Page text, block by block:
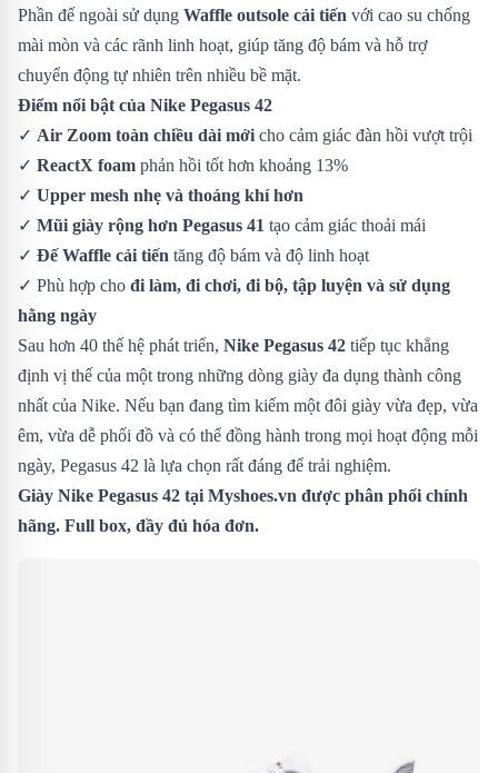
Phần đế ngoài sử dụng Waffle outsole cải tiến với cao su chống
mài mòn và các rãnh linh hoạt, giúp tăng độ bám và hỗ trợ
chuyển động tự nhiên trên nhiều bề mặt.
Điểm nổi bật của Nike Pegasus 42
✓ Air Zoom toàn chiều dài mới cho cảm giác đàn hồi vượt trội
✓ ReactX foam phản hồi tốt hơn khoảng 13%
✓ Upper mesh nhẹ và thoáng khí hơn
✓ Mũi giày rộng hơn Pegasus 41 tạo cảm giác thoải mái
✓ Đế Waffle cải tiến tăng độ bám và độ linh hoạt
✓ Phù hợp cho đi làm, đi chơi, đi bộ, tập luyện và sử dụng
hằng ngày
Sau hơn 40 thế hệ phát triển, Nike Pegasus 42 tiếp tục khẳng
định vị thế của một trong những dòng giày đa dụng thành công
nhất của Nike. Nếu bạn đang tìm kiếm một đôi giày vừa đẹp, vừa
êm, vừa dễ phối đồ và có thể đồng hành trong mọi hoạt động mỗi
ngày, Pegasus 42 là lựa chọn rất đáng để trải nghiệm.
Giày Nike Pegasus 42 tại Myshoes.vn được phân phối chính
hãng. Full box, đầy đủ hóa đơn.